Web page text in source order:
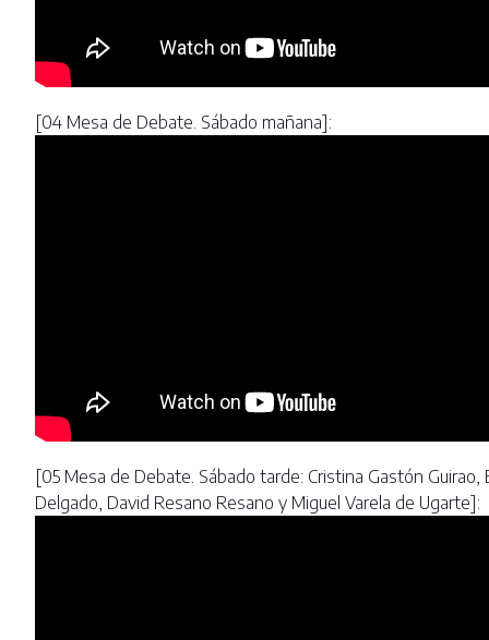
[04 Mesa de Debate. Sábado mañana]:
[05 Mesa de Debate. Sábado tarde: Cristina Gastón Guirao,
Delgado, David Resano Resano y Miguel Varela de Ugarte]: